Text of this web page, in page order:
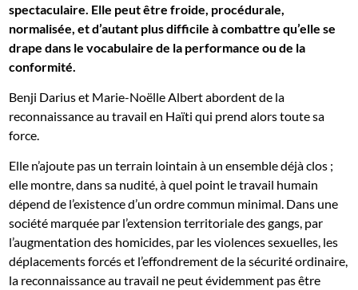
spectaculaire. Elle peut être froide, procédurale,
normalisée, et d’autant plus difficile à combattre qu’elle se
drape dans le vocabulaire de la performance ou de la
conformité.
Benji Darius et Marie-Noëlle Albert abordent de la
reconnaissance au travail en Haïti qui prend alors toute sa
force.
Elle n’ajoute pas un terrain lointain à un ensemble déjà clos ;
elle montre, dans sa nudité, à quel point le travail humain
dépend de l’existence d’un ordre commun minimal. Dans une
société marquée par l’extension territoriale des gangs, par
l’augmentation des homicides, par les violences sexuelles, les
déplacements forcés et l’effondrement de la sécurité ordinaire,
la reconnaissance au travail ne peut évidemment pas être